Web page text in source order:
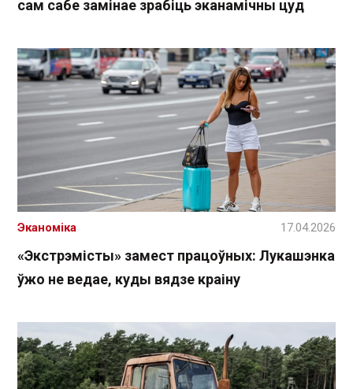
сам сабе замінае зрабіць эканамічны цуд
«Экстрэмісты» замест працоўных: Лукашэнка
ўжо не ведае, куды вядзе краіну
Эканоміка 17.04.2026